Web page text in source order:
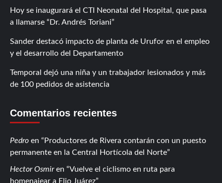
Hoy se inaugurará el CTI Neonatal del Hospital, que pasa
a llamarse “Dr. Andrés Toriani”
Sander destacó impacto de planta de Urufor en el empleo
y el desarrollo del Departamento
Temporal dejó una niña y un trabajador lesionados y más
de 100 pedidos de asistencia
Comentarios recientes
Pedro en
Productores de Rivera contarán con un puesto
permanente en la Central Hortícola del Norte
Hector Osmiren
Vuelve el ciclismo en ruta para
homenajear a Elio Juárez